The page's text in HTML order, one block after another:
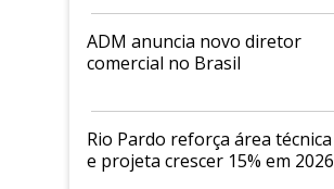
ADM anuncia novo diretor
comercial no Brasil
Rio Pardo reforça área técnica
e projeta crescer 15% em 2026